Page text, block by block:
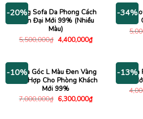
3,670,000₫.
-20%
Băng Sofa Da Phong Cách
Hiện Đại Mới 99% (Nhiều
Màu)
5,500,000₫ Giá
gốc
4,400,000₫Giá
hiện
4,400,000₫.
-34%
Bộ
-10%
Sofa Góc L Màu Đen Vàng
Phù Hợp Cho Phòng Khách
Mới 99%
7,000,000₫ Giá
gốc
6,300,000₫Giá
hiện
-13%
Sofa